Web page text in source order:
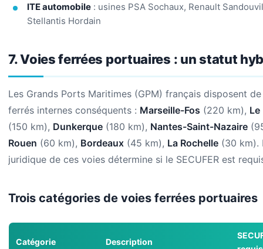
ITE automobile : usines PSA Sochaux, Renault
Stellantis Hordain
7. Voies ferrées portuaires : un statut
Les Grands Ports Maritimes (GPM) français disposent
ferrés internes conséquents : Marseille-Fos (220 km), Le
(150 km), Dunkerque (180 km), Nantes-Saint-Nazaire
Rouen (60 km), Bordeaux (45 km), La Rochelle (30 km).
juridique de ces voies détermine si le SECUFER est
Trois catégories de voies ferrées portuaires
Catégorie Description